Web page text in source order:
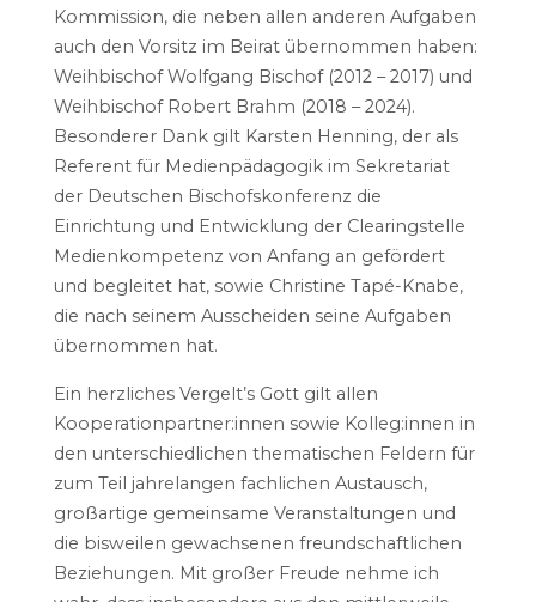
Kommission, die neben allen anderen Aufgaben
auch den Vorsitz im Beirat übernommen haben:
Weihbischof Wolfgang Bischof (2012 – 2017) und
Weihbischof Robert Brahm (2018 – 2024).
Besonderer Dank gilt Karsten Henning, der als
Referent für Medienpädagogik im Sekretariat
der Deutschen Bischofskonferenz die
Einrichtung und Entwicklung der Clearingstelle
Medienkompetenz von Anfang an gefördert
und begleitet hat, sowie Christine Tapé-Knabe,
die nach seinem Ausscheiden seine Aufgaben
übernommen hat.
Ein herzliches Vergelt’s Gott gilt allen
Kooperationpartner:innen sowie Kolleg:innen in
den unterschiedlichen thematischen Feldern für
zum Teil jahrelangen fachlichen Austausch,
großartige gemeinsame Veranstaltungen und
die bisweilen gewachsenen freundschaftlichen
Beziehungen. Mit großer Freude nehme ich